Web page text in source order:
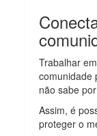
Trabalhar
comunidade
não sabe
Assim, é
proteger o